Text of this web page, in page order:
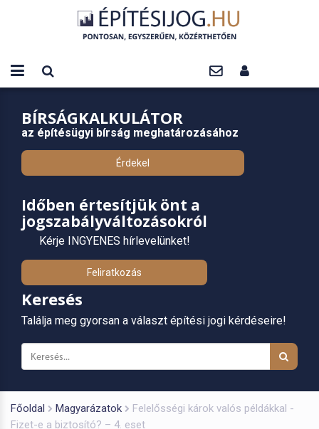
BÍRSÁGKALKULÁTOR
az építésügyi bírság meghatározásához
Érdekel
Időben értesítjük önt a
jogszabályváltozásokról
Kérje INGYENES hírlevelünket!
Feliratkozás
Keresés
Találja meg gyorsan a választ építési jogi kérdéseire!
Főoldal Magyarázatok
Felelősségi károk valós példákkal -
Fizet-e a biztosító? – 4. eset